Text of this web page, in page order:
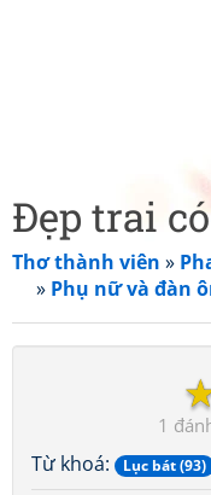
Đẹp trai
Thơ thành viên »
» Phụ nữ và đàn
1
Từ khoá: Lục bát (93)